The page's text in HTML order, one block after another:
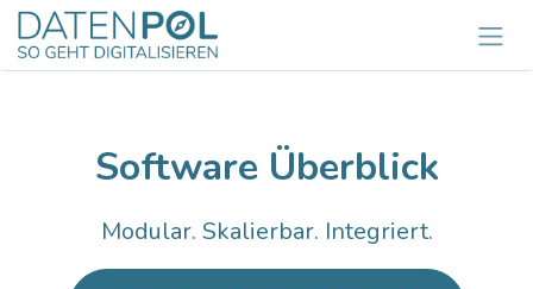
Zum Inhalt springen
Software Überblick
Modular. Skalierbar. Integriert.